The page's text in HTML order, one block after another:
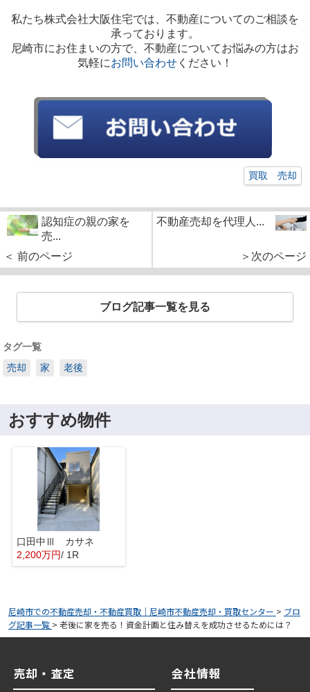
私たち株式会社大阪住宅では、不動産についてのご相談を
承っております。
尼崎市にお住まいの方で、不動産についてお悩みの方はお
気軽にお問い合わせ ください！
買取 売却
認知症の親の家を
売...
＜ 前のページ
不動産売却を代理人...
＞次のページ
ブログ記事一覧を見る
タグ一覧
売却
家 老後
おすすめ物件
口田中Ⅲ カサネ
2,200万円/ 1R
尼崎市での不動産売却・不動産買取｜尼崎市不動産売却・買取センター > ブロ
グ記事一覧 > 老後に家を売る！資金計画と住み替えを成功させるためには？
売却・査定
会社情報